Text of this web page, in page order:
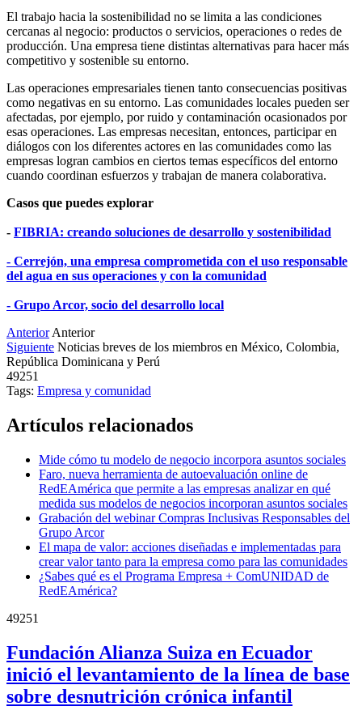
El trabajo hacia la sostenibilidad no se limita a las condiciones
cercanas al negocio: productos o servicios, operaciones o redes de
producción. Una empresa tiene distintas alternativas para hacer más
competitivo y sostenible su entorno.
Las operaciones empresariales tienen tanto consecuencias positivas
como negativas en su entorno. Las comunidades locales pueden ser
afectadas, por ejemplo, por ruido y contaminación ocasionados por
esas operaciones. Las empresas necesitan, entonces, participar en
diálogos con los diferentes actores en las comunidades como las
empresas logran cambios en ciertos temas específicos del entorno
cuando coordinan esfuerzos y trabajan de manera colaborativa.
Casos que puedes explorar
- FIBRIA: creando soluciones de desarrollo y sostenibilidad
- Cerrejón, una empresa comprometida con el uso responsable
del agua en sus operaciones y con la comunidad
- Grupo Arcor, socio del desarrollo local
Anterior Anterior
Siguiente Noticias breves de los miembros en México, Colombia,
República Dominicana y Perú
49251
Tags: Empresa y comunidad
Artículos relacionados
Mide cómo tu modelo de negocio incorpora asuntos sociales
Faro, nueva herramienta de autoevaluación online de
RedEAmérica que permite a las empresas analizar en qué
medida sus modelos de negocios incorporan asuntos sociales
Grabación del webinar Compras Inclusivas Responsables del
Grupo Arcor
El mapa de valor: acciones diseñadas e implementadas para
crear valor tanto para la empresa como para las comunidades
¿Sabes qué es el Programa Empresa + ComUNIDAD de
RedEAmérica?
49251
Fundación Alianza Suiza en Ecuador
inició el levantamiento de la línea de base
sobre desnutrición crónica infantil